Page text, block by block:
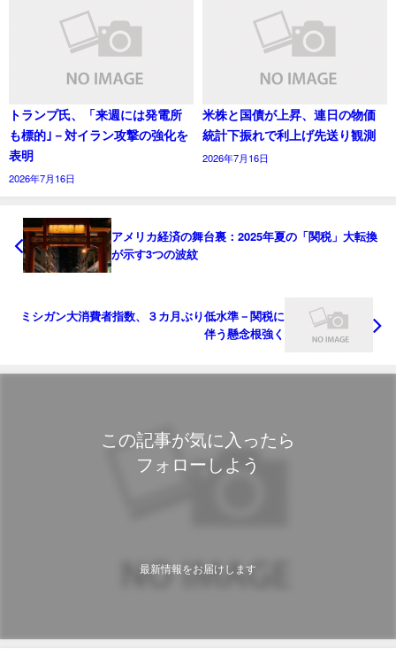
トランプ氏、「来週には発電所
も標的｣－対イラン攻撃の強化を
表明
2026年7月16日
米株と国債が上昇、連日の物価
統計下振れで利上げ先送り観測
2026年7月16日
アメリカ経済の舞台裏：2025年夏の「関税」大転換
が示す3つの波紋
ミシガン大消費者指数、３カ月ぶり低水準－関税に
伴う懸念根強く
この記事が気に入ったら
フォローしよう
最新情報をお届けします